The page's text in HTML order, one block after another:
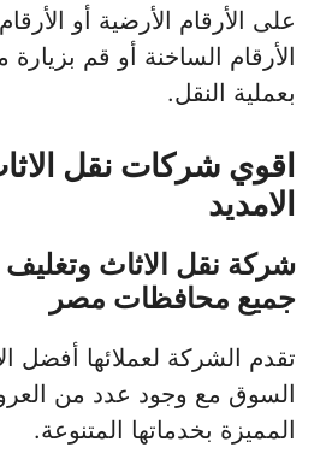
على الأرقام الأرضية أو
الأرقام الساخنة أو قم
بعملية النقل.
اقوي شركات نقل
الامديد
شركة نقل الاثاث وتغليف
جميع محافظات مصر
تقدم الشركة لعملائها أفضل
السوق مع وجود عدد من
المميزة بخدماتها المتنوعة.